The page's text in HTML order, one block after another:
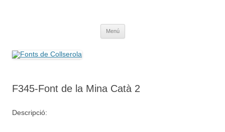
Menú
F345-Font de la Mina Catà 2
Descripció: